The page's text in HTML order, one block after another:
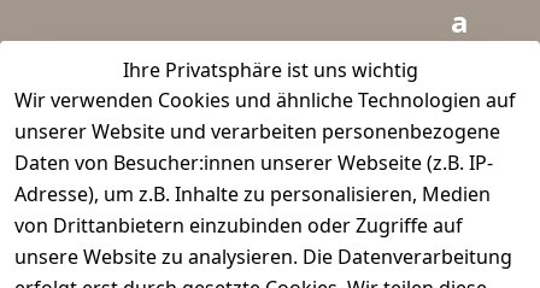
Ihre Privatsphäre ist uns wichtig
Wir verwenden Cookies und ähnliche Technologien auf
unserer Website und verarbeiten personenbezogene
Daten von Besucher:innen unserer Webseite (z.B. IP-
Adresse), um z.B. Inhalte zu personalisieren, Medien
von Drittanbietern einzubinden oder Zugriffe auf
unsere Website zu analysieren. Die Datenverarbeitung
a
d
m
e
i